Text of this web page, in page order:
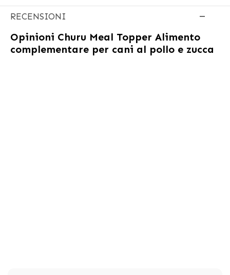
RECENSIONI
Opinioni Churu Meal Topper Alimento
complementare per cani al pollo e zucca